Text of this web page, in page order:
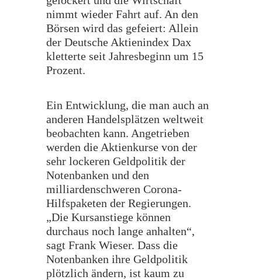
nimmt wieder Fahrt auf. An den
Börsen wird das gefeiert: Allein
der Deutsche Aktienindex Dax
kletterte seit Jahresbeginn um 15
Prozent.
​Ein Entwicklung, die man auch an
anderen Handelsplätzen weltweit
beobachten kann. Angetrieben
werden die Aktienkurse von der
sehr lockeren Geldpolitik der
Notenbanken und den
milliardenschweren Corona-
Hilfspaketen der Regierungen.
„Die Kursanstiege können
durchaus noch lange anhalten“,
sagt Frank Wieser. Dass die
Notenbanken ihre Geldpolitik
plötzlich ändern, ist kaum zu